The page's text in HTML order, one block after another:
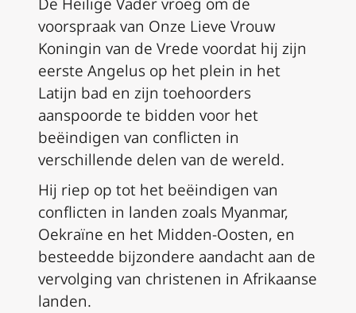
De Heilige Vader vroeg om de
voorspraak van Onze Lieve Vrouw
Koningin van de Vrede voordat hij zijn
eerste Angelus op het plein in het
Latijn bad en zijn toehoorders
aanspoorde te bidden voor het
beëindigen van conflicten in
verschillende delen van de wereld.
Hij riep op tot het beëindigen van
conflicten in landen zoals Myanmar,
Oekraïne en het Midden-Oosten, en
besteedde bijzondere aandacht aan de
vervolging van christenen in Afrikaanse
landen.